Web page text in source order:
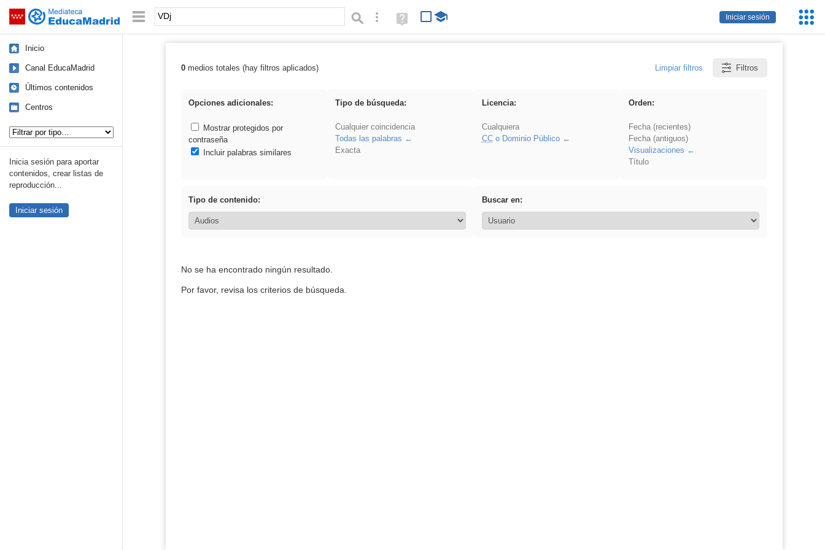
Saltar navegación
Iniciar sesión
Palabra o frase: Búsqueda avanzada
Ayuda
(en
Inicio
Canal EducaMadrid
Últimos contenidos
Centros
Inicia sesión para aportar
contenidos, crear listas de
reproducción...
Iniciar sesión
Resultados de: VDj
0medios totales (hay filtros aplicados) Limpiar filtros Filtros
Opciones adicionales:
Mostrar protegidos por
contraseña
Incluir palabras similares
Tipo de búsqueda:
Cualquier coincidencia
Todas las palabras
Exacta
Licencia:
Cualquiera
CCo Dominio Público
Orden:
Fecha (recientes)
Fecha (antiguos)
Visualizaciones
Título
Tipo de contenido: Buscar en:
No se ha encontrado ningún resultado.
Por favor, revisa los criterios de búsqueda.